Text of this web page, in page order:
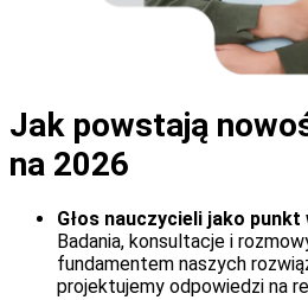
Jak powstają
na 2026
Głos nauczycieli jako punkt
Badania, konsultacje i
fundamentem naszych
projektujemy odpowiedzi na